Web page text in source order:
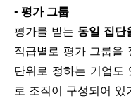
• 평가 그룹
평가를 받는 동일 집단
직급별로 평가 그룹을
단위로 정하는 기업도
로 조직이 구성되어